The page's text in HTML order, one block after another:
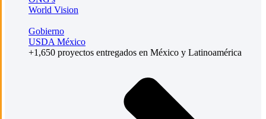
World Vision
Gobierno
USDA México
+1,650 proyectos entregados en México y Latinoamérica